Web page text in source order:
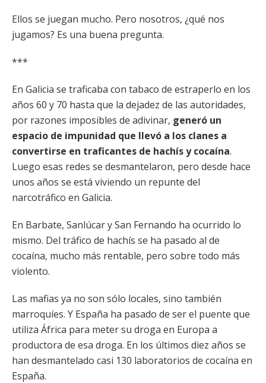
Ellos se juegan mucho. Pero nosotros, ¿qué nos
jugamos? Es una buena pregunta.
***
En Galicia se traficaba con tabaco de estraperlo en los
años 60 y 70 hasta que la dejadez de las autoridades,
por razones imposibles de adivinar, generó un
espacio de impunidad que llevó a los clanes a
convertirse en traficantes de hachís y cocaína.
Luego esas redes se desmantelaron, pero desde hace
unos años se está viviendo un repunte del
narcotráfico en Galicia.
En Barbate, Sanlúcar y San Fernando ha ocurrido lo
mismo. Del tráfico de hachís se ha pasado al de
cocaína, mucho más rentable, pero sobre todo más
violento.
Las mafias ya no son sólo locales, sino también
marroquíes. Y España ha pasado de ser el puente que
utiliza África para meter su droga en Europa a
productora de esa droga. En los últimos diez años se
han desmantelado casi 130 laboratorios de cocaína en
España.